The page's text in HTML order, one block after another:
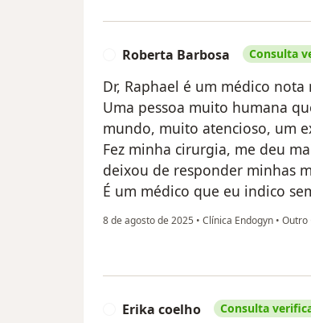
Roberta Barbosa Consulta
Dr, Raphael é um médico nota
Uma pessoa muito humana
mundo, muito atencioso, um
Fez minha cirurgia, me deu
deixou de responder minhas
É um médico que eu indico
8 de agosto de 2025 • Clínica Endogyn • Outro
Erika coelho Consulta